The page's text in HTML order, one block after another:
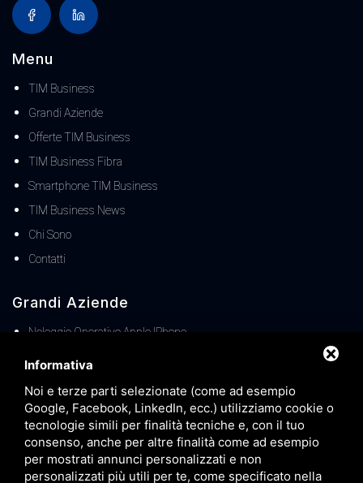
Menu
TIM Business
Grandi Aziende
Offerte TIM Business
TIM Business Fibra
Smartphone TIM Business
TIM Business News
Chi Sono
Contatti
Grandi Aziende
Noleggio Operativo Apple IPhone
Sicurezza Aziendale TIM Business Cloud IT
Fiber To The Office | FTTO
Smartphone TIM Business
Informativa
Noi e terze parti selezionate (come ad esempio
Google, Facebook, LinkedIn, ecc.) utilizziamo cookie o
tecnologie simili per finalità tecniche e, con il tuo
consenso, anche per altre finalità come ad esempio
per mostrati annunci personalizzati e non
personalizzati più utili per te, come specificato nella